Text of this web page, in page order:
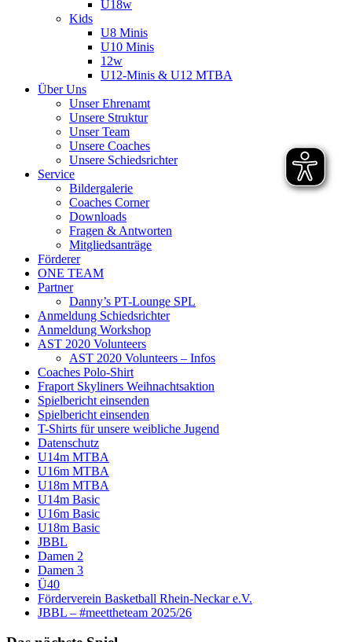
U18w
Kids
U8 Minis
U10 Minis
12w
U12-Minis & U12 MTBA
Über Uns
Unser Ehrenamt
Unsere Struktur
Unser Team
Unsere Coaches
Unsere Schiedsrichter
Service
Bildergalerie
Coaches Corner
Downloads
Fragen & Antworten
Mitgliedsanträge
Förderer
ONE TEAM
Partner
Danny’s PT-Lounge SPL
Anmeldung Schiedsrichter
Anmeldung Workshop
AST 2020 Volunteers
AST 2020 Volunteers – Infos
Coaches Polo-Shirt
Fraport Skyliners Weihnachtsaktion
Spielbericht einsenden
Spielbericht einsenden
T-Shirts für unsere weibliche Jugend
Datenschutz
U14m MTBA
U16m MTBA
U18m MTBA
U14m Basic
U16m Basic
U18m Basic
JBBL
Damen 2
Damen 3
Ü40
Förderverein Basketball Rhein-Neckar e.V.
JBBL – #meettheteam 2025/26